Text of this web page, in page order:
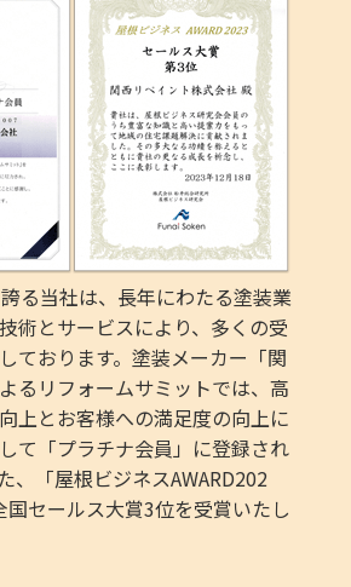
る当社は、長年にわたる塗装業
術とサービスにより、多くの受
ております。塗装メーカー「関
るリフォームサミットでは、高
上とお客様への満足度の向上に
て「プラチナ会員」に登録され
、「屋根ビジネスAWARD202
国セールス大賞3位を受賞いたし